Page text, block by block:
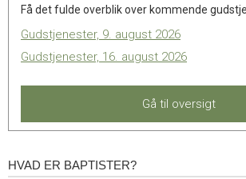
Få det fulde overblik over kommende
Gudstjenester, 9. august 2026
Gudstjenester, 16. august 2026
Gå til oversigt
Hvad
HVAD ER BAPTISTER?